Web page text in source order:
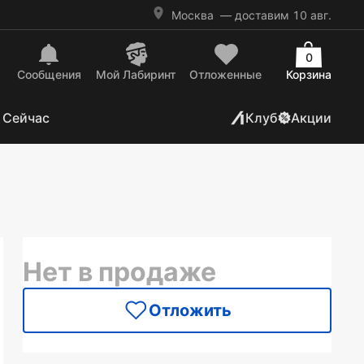
Москва — доставим 10 авг.
Сообщения Mой Лабиринт Отложенные Корзина
0
Клуб Акции
Нет в продаже
Отложить